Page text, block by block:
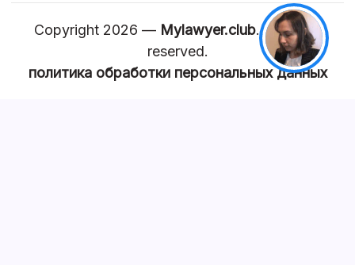
Copyright 2026 — Mylawyer.club. All rights
reserved.
политика обработки персональных данных